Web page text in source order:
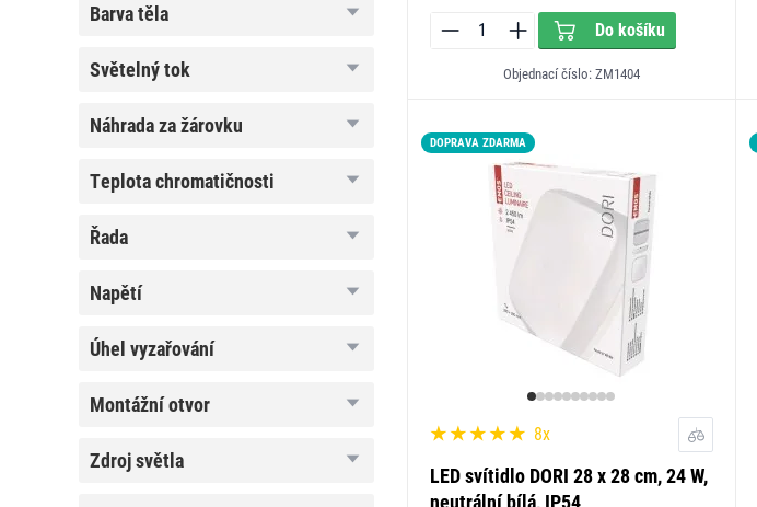
barva
barva těla
světelný
světelný tok
náhrada
náhrada za žárovku
teplota
chromatičnosti
teplota chromatičnosti
řada
řada
napětí
napětí
úhel
vyzařování
úhel vyzařování
montážní
montážní otvor
zdroj
zdroj světla
Do košíku
Objednací číslo: ZM1404
DOPRAVA ZDARMA
8x
LED svítidlo DORI 28 x 28 cm, 24 W,
neutrální bílá, IP54